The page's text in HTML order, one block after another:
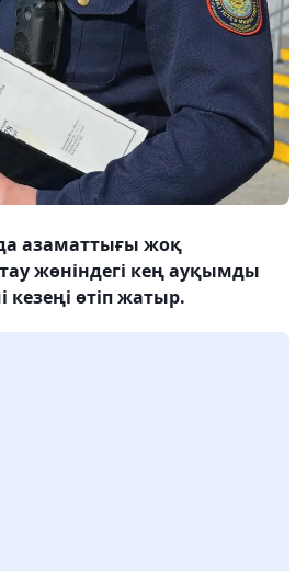
азаматтығы жоқ
жөніндегі кең ауқымды
өтіп жатыр.